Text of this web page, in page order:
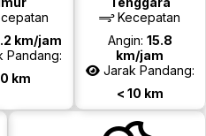
km/jam
Pandang:
km
Kecepatan
Angin: 15.8
km/jam
Jarak Pandang:
< 10 km